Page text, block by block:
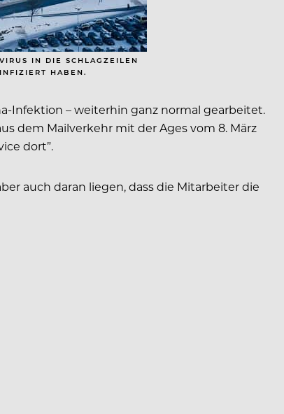
IN DIE SCHLAGZEILEN
HABEN.
Infektion – weiterhin ganz normal gearbeitet.
dem Mailverkehr mit der Ages vom 8. März
dort”.
auch daran liegen, dass die Mitarbeiter die